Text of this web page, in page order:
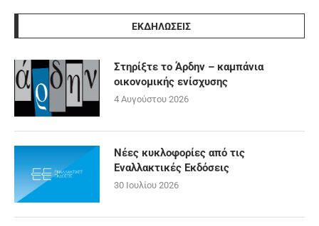
ΕΚΔΗΛΩΣΕΙΣ
Στηρίξτε το Άρδην – καμπάνια
οικονομικής ενίσχυσης
4 Αυγούστου 2026
Νέες κυκλοφορίες από τις
Εναλλακτικές Εκδόσεις
30 Ιουλίου 2026